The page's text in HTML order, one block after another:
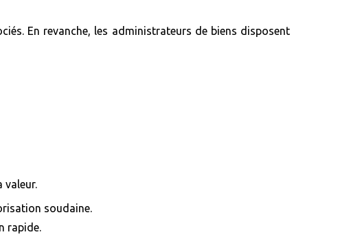
En revanche, les administrateurs de biens disposent
valeur.
soudaine.
rapide.